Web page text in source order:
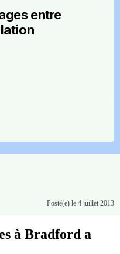
entre
Posté(e) le 4 juillet 2013
à Bradford a